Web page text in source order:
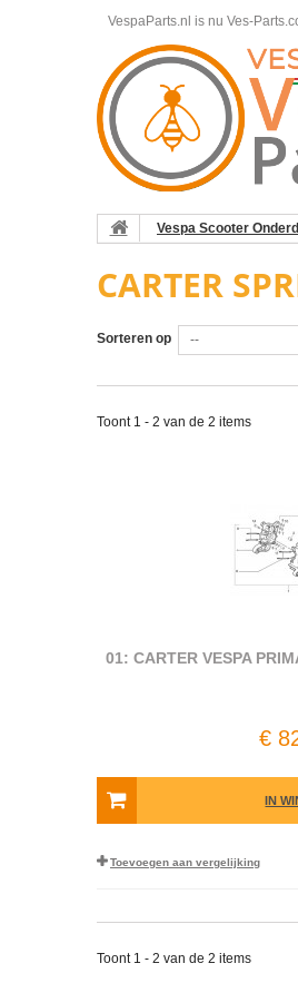
VespaParts.nl is nu Ves-
Vespa Scooter
CARTER
Sorteren op --
Toont 1 - 2 van de 2 items
01: CARTER VESPA
€
IN
Toevoegen aan vergelijking
Toont 1 - 2 van de 2 items